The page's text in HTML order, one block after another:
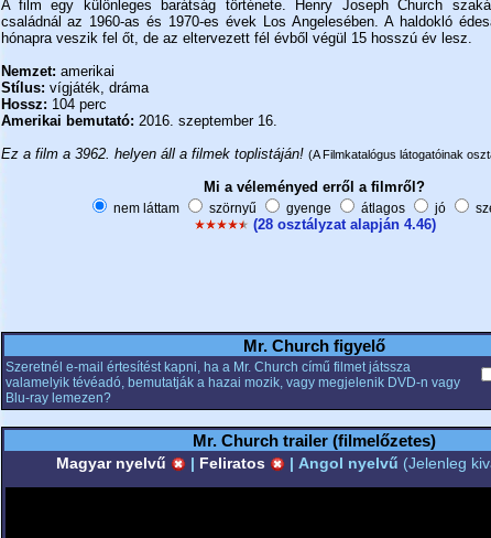
A film egy különleges barátság története. Henry Joseph Church
családnál az 1960-as és 1970-es évek Los Angelesében. A haldokló
hónapra veszik fel őt, de az eltervezett fél évből végül 15 hosszú év lesz.
Nemzet: amerikai
Stílus: vígjáték, dráma
Hossz: 104 perc
Amerikai bemutató: 2016. szeptember 16.
Ez a film a 3962. helyen áll a filmek toplistáján! (A Filmkatalógus látogatóinak
Mi a véleményed erről a filmről?
nem láttam szörnyű gyenge átlagos jó
(28 osztályzat alapján 4.46)
Mr. Church figyelő
Szeretnél e-mail értesítést kapni, ha a Mr. Church című filmet játssza
valamelyik tévéadó, bemutatják a hazai mozik, vagy megjelenik DVD-n vagy
Blu-ray lemezen?
Mr. Church trailer (filmelőzetes)
Magyar nyelvű | Feliratos | Angol nyelvű (Jelenleg